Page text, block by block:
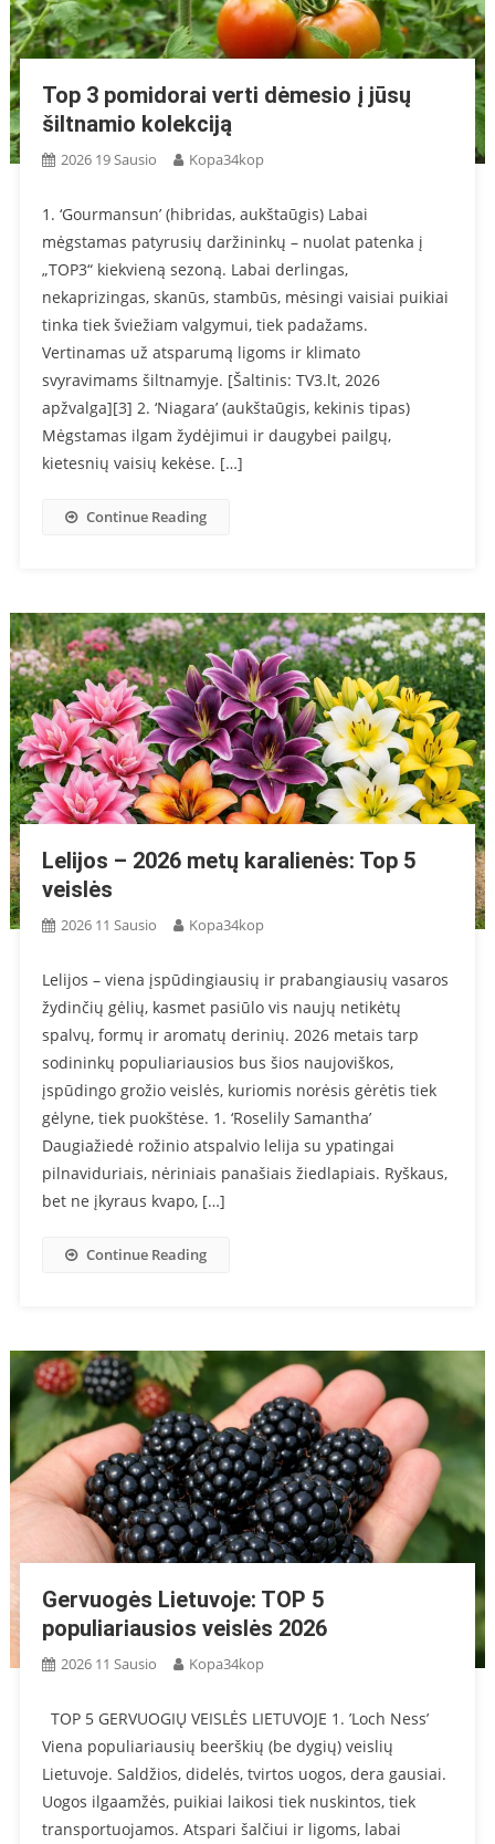
Top 3 pomidorai verti dėmesio į jūsų
šiltnamio kolekciją
2026 19 Sausio Kopa34kop
1. ‘Gourmansun’ (hibridas, aukštaūgis) Labai
mėgstamas patyrusių daržininkų – nuolat patenka į
„TOP3“ kiekvieną sezoną. Labai derlingas,
nekaprizingas, skanūs, stambūs, mėsingi vaisiai puikiai
tinka tiek šviežiam valgymui, tiek padažams.
Vertinamas už atsparumą ligoms ir klimato
svyravimams šiltnamyje. [Šaltinis: TV3.lt, 2026
apžvalga][3] 2. ‘Niagara’ (aukštaūgis, kekinis tipas)
Mėgstamas ilgam žydėjimui ir daugybei pailgų,
kietesnių vaisių kekėse. […]
Continue Reading
Lelijos – 2026 metų karalienės: Top 5
veislės
2026 11 Sausio Kopa34kop
Lelijos – viena įspūdingiausių ir prabangiausių vasaros
žydinčių gėlių, kasmet pasiūlo vis naujų netikėtų
spalvų, formų ir aromatų derinių. 2026 metais tarp
sodininkų populiariausios bus šios naujoviškos,
įspūdingo grožio veislės, kuriomis norėsis gėrėtis tiek
gėlyne, tiek puokštėse. 1. ‘Roselily Samantha’
Daugiažiedė rožinio atspalvio lelija su ypatingai
pilnaviduriais, nėriniais panašiais žiedlapiais. Ryškaus,
bet ne įkyraus kvapo, […]
Continue Reading
Gervuogės Lietuvoje: TOP 5
populiariausios veislės 2026
2026 11 Sausio Kopa34kop
TOP 5 GERVUOGIŲ VEISLĖS LIETUVOJE 1. ’Loch Ness’
Viena populiariausių beerškių (be dygių) veislių
Lietuvoje. Saldžios, didelės, tvirtos uogos, dera gausiai.
Uogos ilgaamžės, puikiai laikosi tiek nuskintos, tiek
transportuojamos. Atspari šalčiui ir ligoms, labai